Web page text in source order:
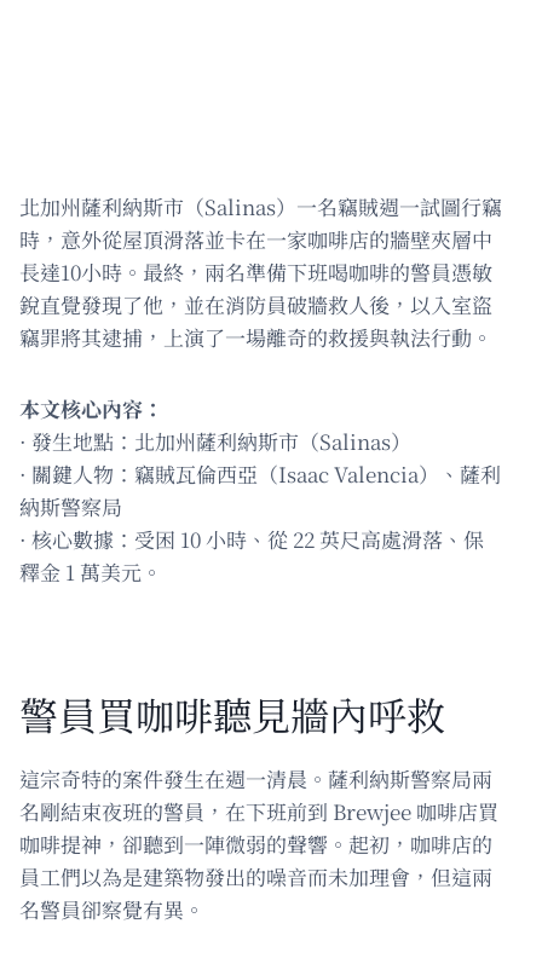
北加州薩利納斯市（Salinas）一名竊賊週一試圖行竊
時，意外從屋頂滑落並卡在一家咖啡店的牆壁夾層中
長達10小時。最終，兩名準備下班喝咖啡的警員憑敏
銳直覺發現了他，並在消防員破牆救人後，以入室盜
竊罪將其逮捕，上演了一場離奇的救援與執法行動。
本文核心內容：
· 發生地點：北加州薩利納斯市（Salinas）
· 關鍵人物：竊賊瓦倫西亞（Isaac Valencia）、薩利
納斯警察局
· 核心數據：受困 10 小時、從 22 英尺高處滑落、保
釋金 1 萬美元。
警員買咖啡聽見牆內呼救
這宗奇特的案件發生在週一清晨。薩利納斯警察局兩
名剛結束夜班的警員，在下班前到 Brewjee 咖啡店買
咖啡提神，卻聽到一陣微弱的聲響。起初，咖啡店的
員工們以為是建築物發出的噪音而未加理會，但這兩
名警員卻察覺有異。